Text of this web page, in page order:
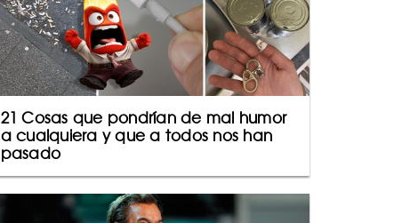
21 Cosas que pondrían de mal humor
a cualquiera y que a todos nos han
pasado